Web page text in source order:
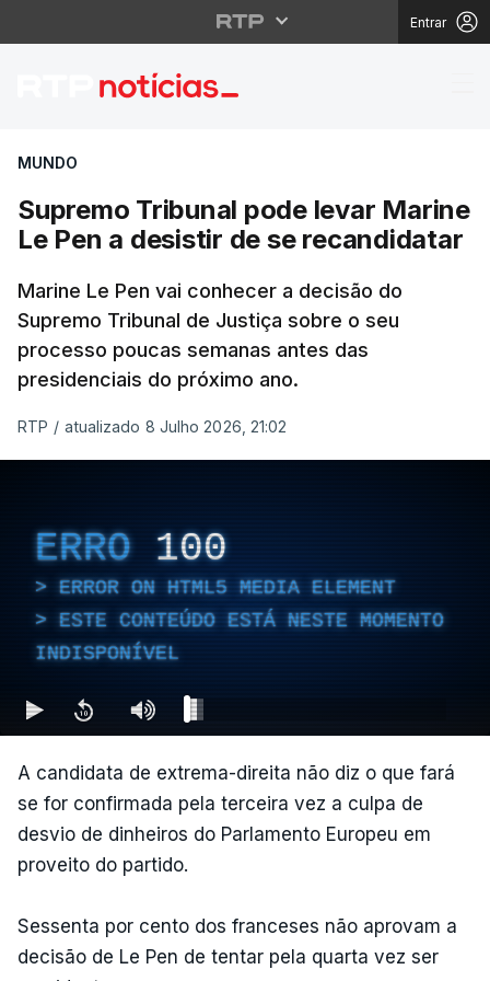
Entrar
Supremo Tribunal
MUNDO
Supremo Tribunal pode levar Marine
Le Pen a desistir de se recandidatar
Marine Le Pen vai conhecer a decisão do
Supremo Tribunal de Justiça sobre o seu
processo poucas semanas antes das
presidenciais do próximo ano.
RTP / atualizado 8 Julho 2026, 21:02
ERRO 100
ERROR ON HTML5 MEDIA ELEMENT
ESTE CONTEÚDO ESTÁ NESTE MOMENTO
INDISPONÍVEL
A candidata de extrema-direita não diz o que fará
se for confirmada pela terceira vez a culpa de
desvio de dinheiros do Parlamento Europeu em
proveito do partido.
Sessenta por cento dos franceses não aprovam a
decisão de Le Pen de tentar pela quarta vez ser